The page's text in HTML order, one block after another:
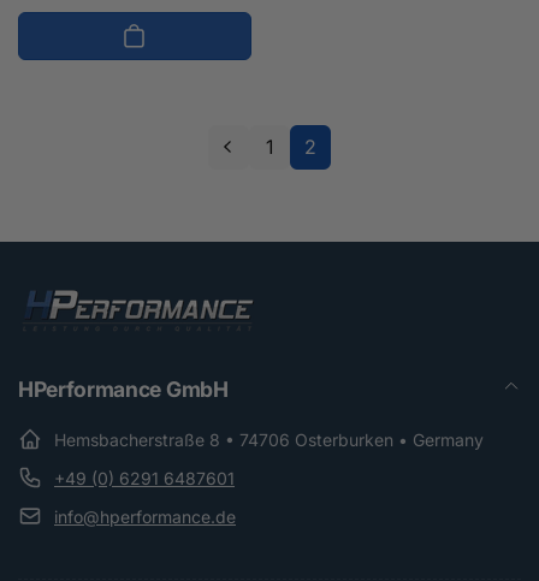
Preis
1 2
HPerformance GmbH
Hemsbacherstraße 8 • 74706 Osterburken • Germany
+49 (0) 6291 6487601
info@hperformance.de